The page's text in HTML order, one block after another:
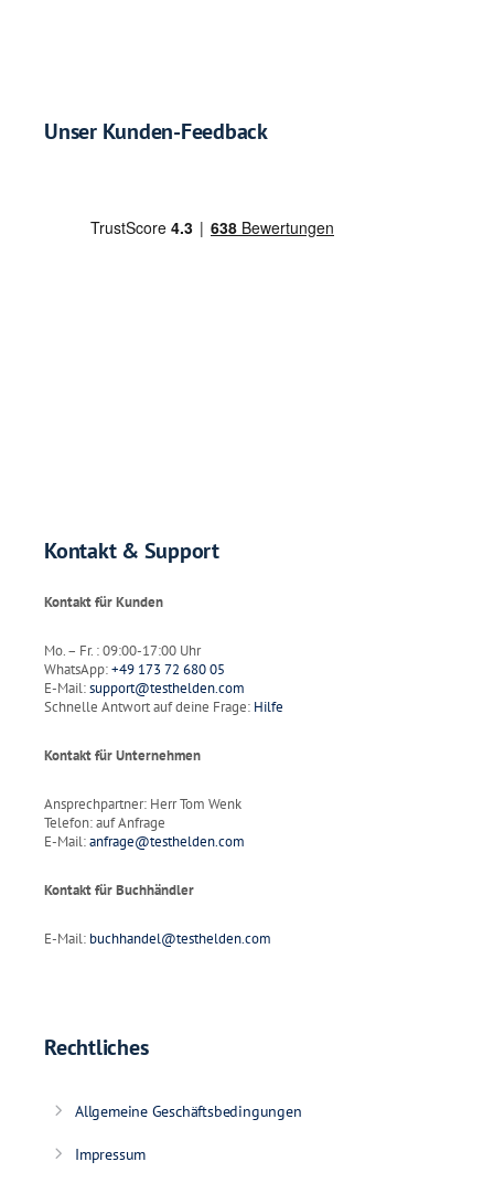
Unser Kunden-Feedback
Kontakt & Support
Kontakt für Kunden
Mo. – Fr. : 09:00-17:00 Uhr
WhatsApp:+49 173 72 680 05
E-Mail:support@testhelden.com
Schnelle Antwort auf deine Frage: Hilfe
Kontakt für Unternehmen
Ansprechpartner: Herr Tom Wenk
Telefon: auf Anfrage
E-Mail:anfrage@testhelden.com
Kontakt für Buchhändler
E-Mail: buchhandel@testhelden.com
Rechtliches
Allgemeine Geschäftsbedingungen
Impressum